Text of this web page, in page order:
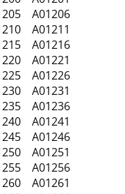
A01206
A01211
A01216
A01221
A01226
A01231
A01236
A01241
A01246
A01251
A01256
A01261